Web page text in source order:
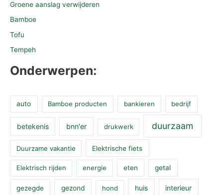
Groene aanslag verwijderen
Bamboe
Tofu
Tempeh
Onderwerpen:
auto Bamboe producten bankieren bedrijf
betekenis bnn'er drukwerk duurzaam
Duurzame vakantie Elektrische fiets
Elektrisch rijden energie eten getal
gezegde gezond hond huis interieur